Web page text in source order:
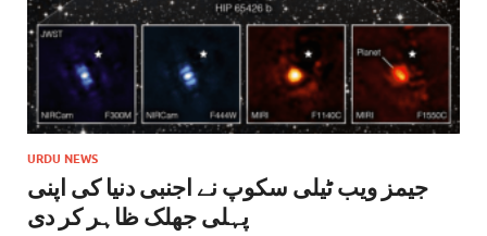
URDU NEWS
جیمز ویب ٹیلی سکوپ نے اجنبی دنیا کی اپنی
پہلی جھلک ظاہر کر دی